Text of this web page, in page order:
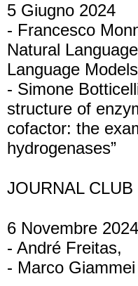
5 Giugno 2024
- Francesco
Natural
Language
- Simone
structure of
cofactor: the
hydrogenases”
JOURNAL CLUB
6 Novembre
- André Freitas,
- Marco Giammei